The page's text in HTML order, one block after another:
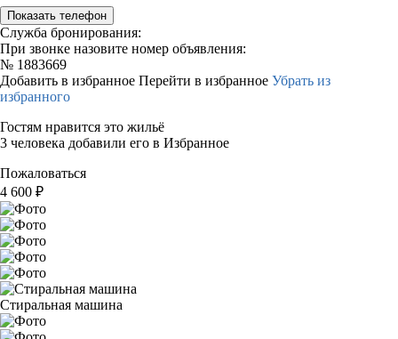
Показать телефон
Служба бронирования:
При звонке назовите номер объявления:
№ 1883669
Добавить в избранное Перейти в избранное Убрать из
избранного
Гостям нравится это жильё
3 человека добавили его в Избранное
Пожаловаться
4 600 ₽
Стиральная машина